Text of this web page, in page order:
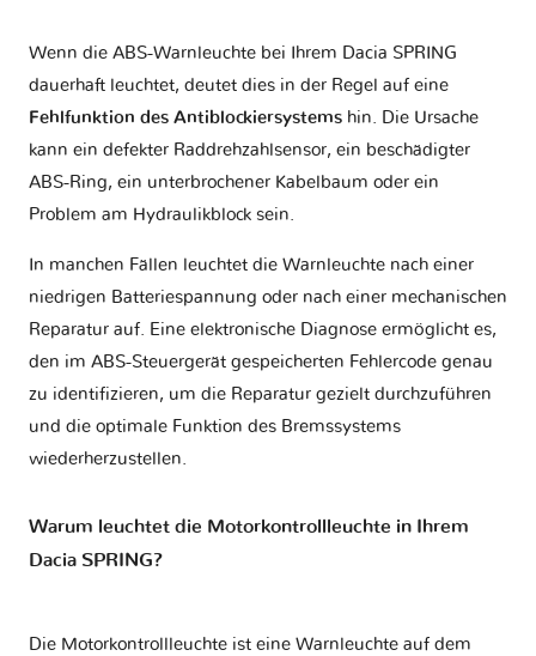
Wenn die ABS-Warnleuchte bei Ihrem Dacia SPRING
dauerhaft leuchtet, deutet dies in der Regel auf eine
Fehlfunktion des Antiblockiersystems hin. Die Ursache
kann ein defekter Raddrehzahlsensor, ein beschädigter
ABS-Ring, ein unterbrochener Kabelbaum oder ein
Problem am Hydraulikblock sein.
In manchen Fällen leuchtet die Warnleuchte nach einer
niedrigen Batteriespannung oder nach einer mechanischen
Reparatur auf. Eine elektronische Diagnose ermöglicht es,
den im ABS-Steuergerät gespeicherten Fehlercode genau
zu identifizieren, um die Reparatur gezielt durchzuführen
und die optimale Funktion des Bremssystems
wiederherzustellen.
Warum leuchtet die Motorkontrollleuchte in Ihrem
Dacia SPRING?
Die Motorkontrollleuchte ist eine Warnleuchte auf dem